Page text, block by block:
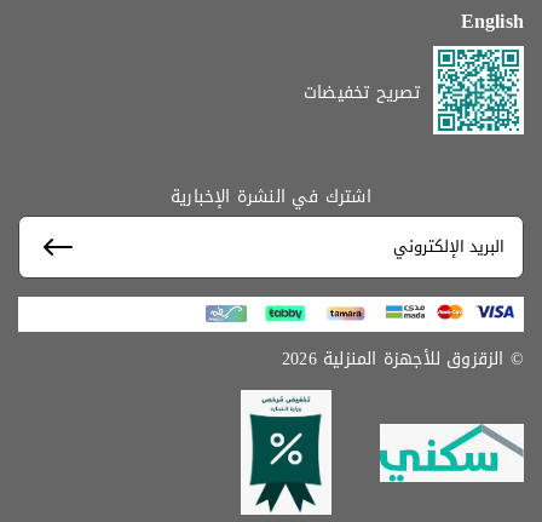
English
تصريح تخفيضات
اشترك في النشرة الإخبارية
© الزقزوق للأجهزة المنزلية 2026